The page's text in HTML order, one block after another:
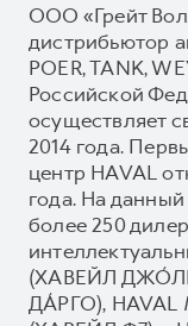
ООО «Грейт
дистрибьютор
POER, TANK,
Российской
осуществляет
2014 года.
центр HAVAL
года. На
более 250
(ХАВЕЙЛ
ДА́РГО), HAVAL